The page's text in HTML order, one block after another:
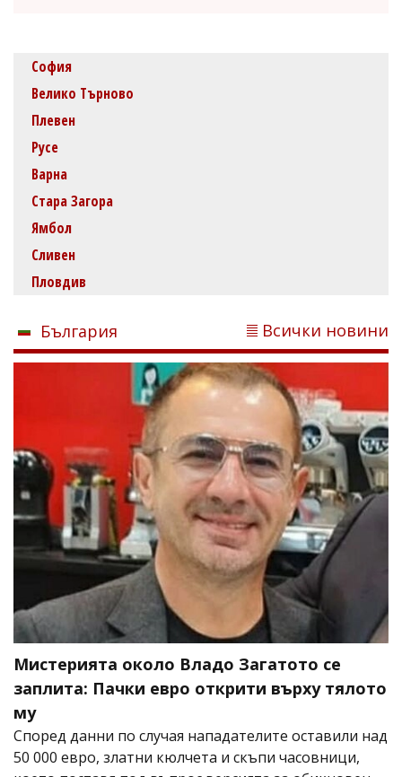
София
Велико Търново
Плевен
Русе
Варна
Стара Загора
Ямбол
Сливен
Пловдив
България Всички новини
Мистерията около Владо Загатото се
заплита: Пачки евро открити върху тялото
му
Според данни по случая нападателите оставили над
50 000 евро, златни кюлчета и скъпи часовници,